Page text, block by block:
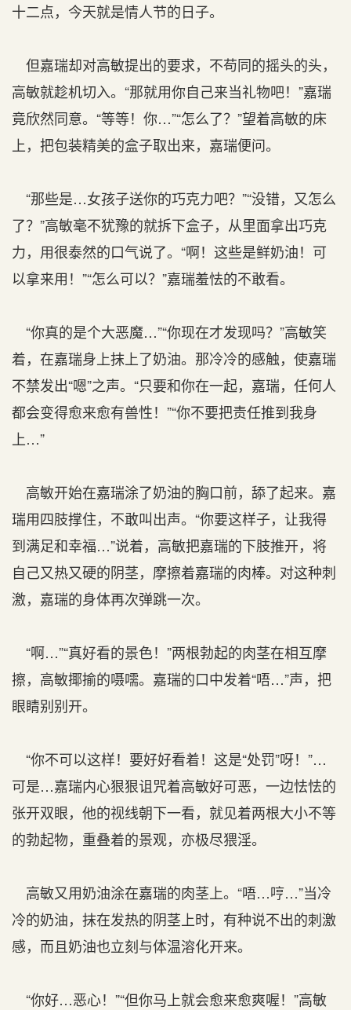
十二点，今天就是情人节的日子。
但嘉瑞却对高敏提出的要求，不苟同的摇头的头，
高敏就趁机切入。“那就用你自己来当礼物吧！”嘉瑞
竟欣然同意。“等等！你…”“怎么了？”望着高敏的床
上，把包装精美的盒子取出来，嘉瑞便问。
“那些是…女孩子送你的巧克力吧？”“没错，又怎么
了？”高敏毫不犹豫的就拆下盒子，从里面拿出巧克
力，用很泰然的口气说了。“啊！这些是鲜奶油！可
以拿来用！”“怎么可以？”嘉瑞羞怯的不敢看。
“你真的是个大恶魔…”“你现在才发现吗？”高敏笑
着，在嘉瑞身上抹上了奶油。那冷冷的感触，使嘉瑞
不禁发出“嗯”之声。“只要和你在一起，嘉瑞，任何人
都会变得愈来愈有兽性！”“你不要把责任推到我身
上…”
高敏开始在嘉瑞涂了奶油的胸口前，舔了起来。嘉
瑞用四肢撑住，不敢叫出声。“你要这样子，让我得
到满足和幸福…”说着，高敏把嘉瑞的下肢推开，将
自己又热又硬的阴茎，摩擦着嘉瑞的肉棒。对这种刺
激，嘉瑞的身体再次弹跳一次。
“啊…”“真好看的景色！”两根勃起的肉茎在相互摩
擦，高敏揶揄的嗫嚅。嘉瑞的口中发着“唔…”声，把
眼睛别别开。
“你不可以这样！要好好看着！这是“处罚”呀！”…
可是…嘉瑞内心狠狠诅咒着高敏好可恶，一边怯怯的
张开双眼，他的视线朝下一看，就见着两根大小不等
的勃起物，重叠着的景观，亦极尽猥淫。
高敏又用奶油涂在嘉瑞的肉茎上。“唔…哼…”当冷
冷的奶油，抹在发热的阴茎上时，有种说不出的刺激
感，而且奶油也立刻与体温溶化开来。
“你好…恶心！”“但你马上就会愈来愈爽喔！”高敏